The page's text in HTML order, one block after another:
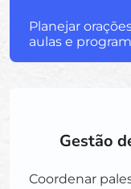
Planejar
aulas e
Gestão
Coordenar